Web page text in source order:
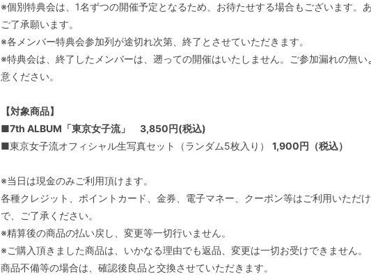
※個別特典会は、1名ずつの開催予定となるため、お待たせする場合もございます。
ご了承願います。
※各メンバー特典会参加列が途切れ次第、終了とさせていただきます。
※特典会は、終了したメンバーは、遡っての開催はいたしません。ご参加漏れの無い
意ください。
【対象商品】
■7th ALBUM「東京女子流」 3,850円(税込)
■東京女子流オフィシャル生写真セット（ランダム5枚入り） 1,900円（税込）
※当日は現金のみご利用頂けます。
各種クレジット、ポイントカード、金券、電子マネー、クーポン等はご利用いただ
で、ご了承ください。
※精算後の商品の払い戻し、変更等一切行いません。
※ご購入頂きました商品は、いかなる理由でも返品、変更は一切お受けできません。
商品不備等の場合は、確認後良品と交換させていただきます。